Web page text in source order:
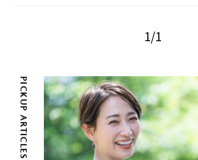
1/1
PICKUP ARTICLES